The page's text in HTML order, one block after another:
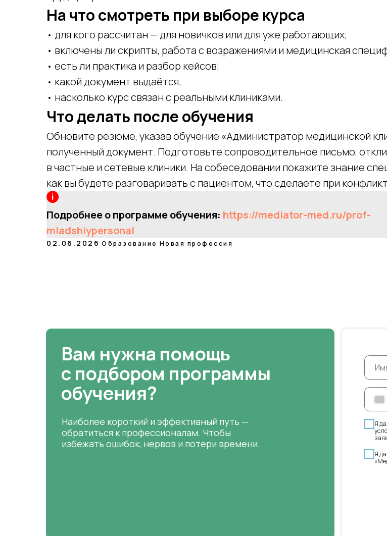
На что смотреть при выборе курса
• для кого рассчитан — для новичков или для уже работающих;
• включены ли скрипты, работа с возражениями и медицинская
• есть ли практика и разбор кейсов;
• какой документ выдаётся;
• насколько курс связан с реальными клиниками.
Что делать после обучения
Обновите резюме, указав обучение «Администратор медицинской
полученный документ. Подготовьте сопроводительное письмо,
в частные и сетевые клиники. На собеседовании покажите знание
как вы будете разговаривать с пациентом, что сделаете при
Подробнее о программе обучения: https://mediator-med.ru/prof-
mladshiypersonal
02.06.2026 Образование Новая профессия
Я
Я
Вам нужна помощь
с подбором программы
обучения?
Наиболее короткий и эффективный путь —
обратиться к профессионалам. Чтобы
избежать ошибок, нервов и потери времени.